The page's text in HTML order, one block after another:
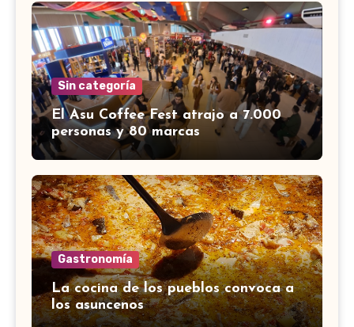
Sin categoría
El Asu Coffee Fest atrajo a 7.000
personas y 80 marcas
Gastronomía
La cocina de los pueblos convoca a
los asuncenos